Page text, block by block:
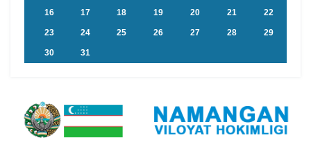
16 17 18 19 20 21 22
23 24 25 26 27 28 29
30 31